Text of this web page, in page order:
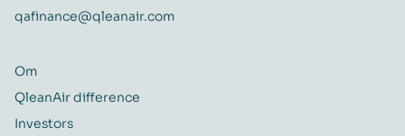
qafinance@qleanair.com
Om
QleanAir difference
Investors